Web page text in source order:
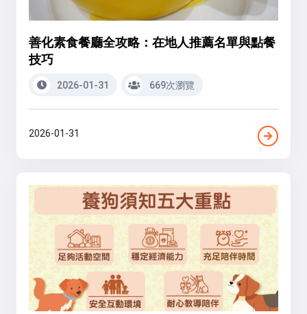
善化素食餐廳全攻略：在地人推薦名單與點餐
技巧
2026-01-31 669次瀏覽
2026-01-31